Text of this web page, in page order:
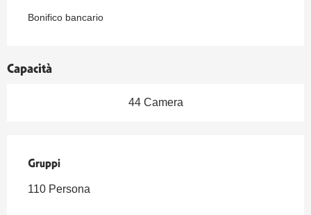
Bonifico bancario
Capacità
44 Camera
Gruppi
Gruppi
110 Persona